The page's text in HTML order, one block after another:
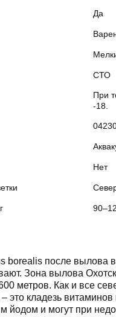
Да
СТО
При
-18.
Нет
borealis после вылова
Зона вылова
метров. Как и все
это кладезь
йодом и могут при